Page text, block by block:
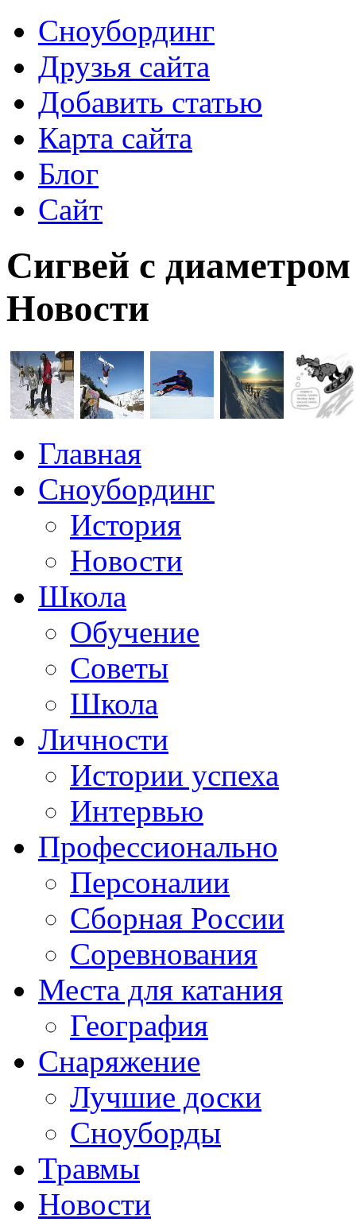
Сноубординг
Друзья сайта
Добавить статью
Карта сайта
Блог
Сайт
Сигвей с
Новости
Главная
Сноубординг
История
Новости
Школа
Обучение
Советы
Школа
Личности
Истории успеха
Интервью
Профессионально
Персоналии
Сборная России
Соревнования
Места для катания
География
Снаряжение
Лучшие доски
Сноуборды
Травмы
Новости